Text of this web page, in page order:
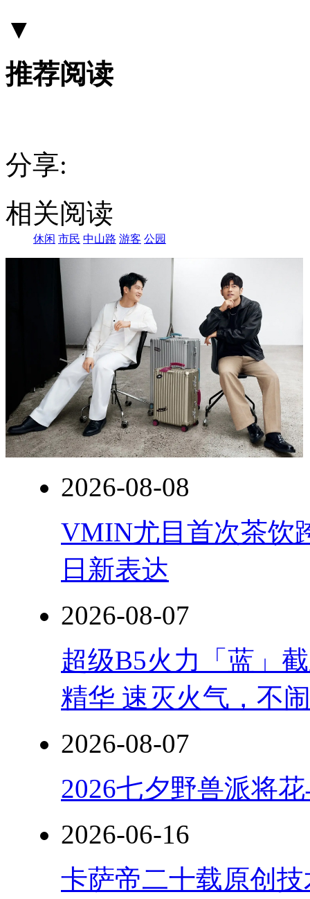
老
建
与
对
▼
推荐阅读
分享:
相关阅读
休闲 市民 中山路 游客 公园
2026-08-08
VMIN尤目首次茶饮
日新表达
2026-08-07
超级B5火力「蓝」
精华 速灭火气，不
2026-08-07
2026七夕野兽派将
2026-06-16
卡萨帝二十载原创